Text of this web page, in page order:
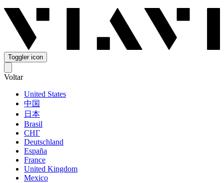
Toggler icon
Voltar
United States
中国
日本
Brasil
СНГ
Deutschland
España
France
United Kingdom
Mexico